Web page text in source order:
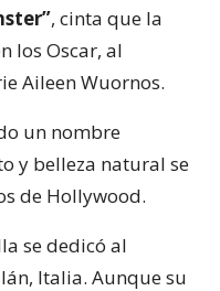
, cinta que la
los Oscar, al
Aileen Wuornos.
un nombre
y belleza natural se
de Hollywood.
se dedicó al
Italia. Aunque su